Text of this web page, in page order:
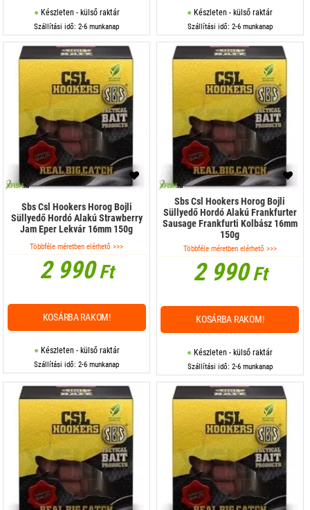
Készleten - külső raktár
Szállítási idő: 2-6 munkanap
Készleten - külső raktár
Szállítási idő: 2-6 munkanap
Sbs Csl Hookers Horog Bojli
Süllyedő Hordó Alakú Strawberry
Jam Eper Lekvár 16mm 150g
Többféle méretben elérhető >>>
2 990Ft
Készleten - külső raktár
Szállítási idő: 2-6 munkanap
KOSÁRBA RAKOM!
Sbs Csl Hookers Horog Bojli
Süllyedő Hordó Alakú Frankfurter
Sausage Frankfurti Kolbász 16mm
150g
Többféle méretben elérhető >>>
2 990Ft
Készleten - külső raktár
Szállítási idő: 2-6 munkanap
KOSÁRBA RAKOM!